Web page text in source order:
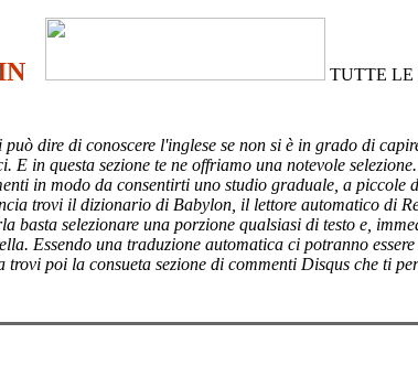
TUTTE LE
può dire di conoscere l'inglese se non si è in grado di
E in questa sezione te ne offriamo una notevole
in modo da consentirti uno studio graduale, a piccole
trovi il dizionario di Babylon, il lettore automatico di
basta selezionare una porzione qualsiasi di testo e,
Essendo una traduzione automatica ci potranno
trovi poi la consueta sezione di commenti Disqus che ti